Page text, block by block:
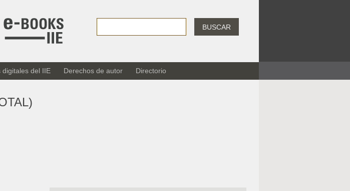
BUSCAR
digitales del IIE Derechos de autor Directorio